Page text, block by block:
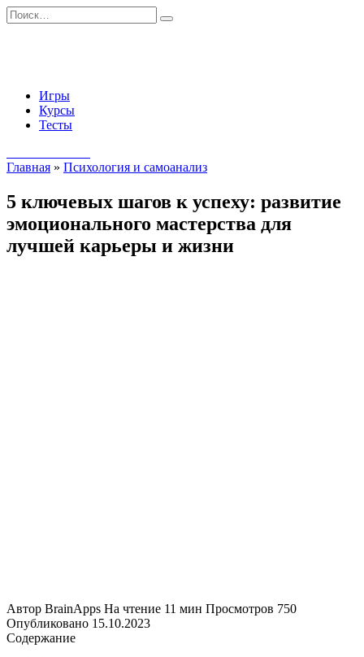
Перейти
к
Search
for:
Игры
Курсы
Тесты
Главная » Психология и самоанализ
5 ключевых шагов к успеху: развитие
эмоционального мастерства для
лучшей карьеры и жизни
Автор BrainApps На чтение 11 мин Просмотров 750
Опубликовано 15.10.2023
Содержание